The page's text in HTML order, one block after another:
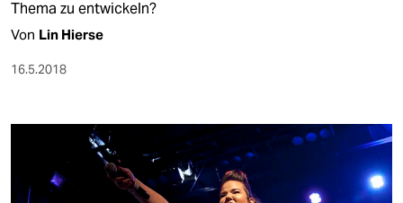
Thema zu entwickeln?
Von Lin Hierse
16.5.2018